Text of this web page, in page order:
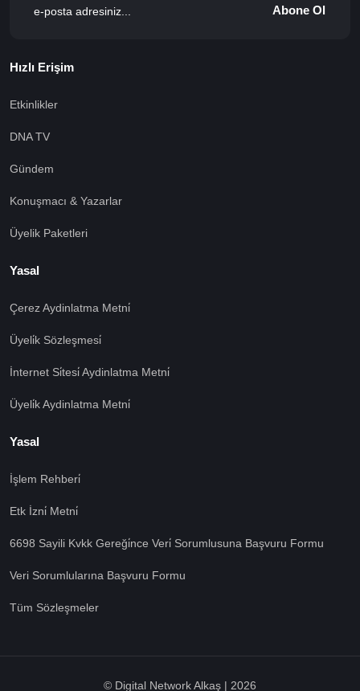
Abone Ol
Hızlı Erişim
Etkinlikler
DNA TV
Gündem
Konuşmacı & Yazarlar
Üyelik Paketleri
Yasal
Çerez Aydinlatma Metni̇
Üyeli̇k Sözleşmesi̇
İnternet Si̇tesi̇ Aydinlatma Metni̇
Üyeli̇k Aydinlatma Metni̇
Yasal
İşlem Rehberi̇
Etk İzni̇ Metni̇
6698 Sayili Kvkk Gereği̇nce Veri̇ Sorumlusuna Başvuru Formu
Veri Sorumlularına Başvuru Formu
Tüm Sözleşmeler
© Digital Network Alkaş | 2026
şekilde çerezler kullanmaktayız. Çerezleri nasıl
inceleyebilirsiniz Bu siteye giriş yaparak çerez
Tümü Red